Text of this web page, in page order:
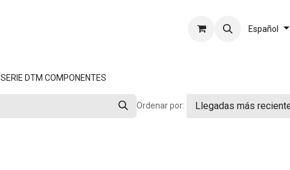
Español
SERIE DTM COMPONENTES
Ordenar por: Llegadas más